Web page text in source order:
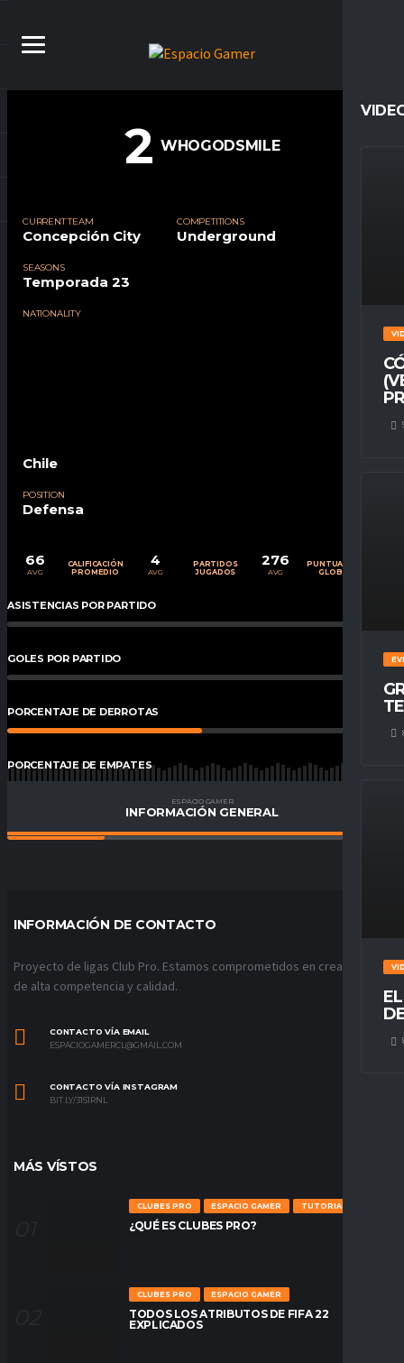
2 WHOGODSMILE
CURRENT TEAM
Concepción City
COMPETITIONS
Underground
SEASONS
Temporada 23
NATIONALITY
Chile
POSITION
Defensa
66
AVG
CALIFICACIÓN
PROMEDIO
4
AVG
PARTIDOS
JUGADOS
276
AVG
PUNTUACIÓN
GLOBAL
ASISTENCIAS POR PARTIDO
GOLES POR PARTIDO %
PORCENTAJE DE DERROTAS %
PORCENTAJE DE EMPATES
PORCENTAJE DE VICTORIAS
ESPACIO GAMER
INFORMACIÓN GENERAL
INFORMACIÓN DE CONTACTO
Proyecto de ligas Club Pro. Estamos comprometidos en crear ligas
de alta competencia y calidad.
CONTACTO VÍA EMAIL
ESPACIOGAMERCL@GMAIL.COM
CONTACTO VÍA INSTAGRAM
BIT.LY/31S1RNL
MÁS VÍSTOS
CLUBES PRO ESPACIO GAMER TUTORIALES
¿QUÉ ES CLUBES PRO?
CLUBES PRO ESPACIO GAMER
TODOS LOS ATRIBUTOS DE FIFA 22
EXPLICADOS